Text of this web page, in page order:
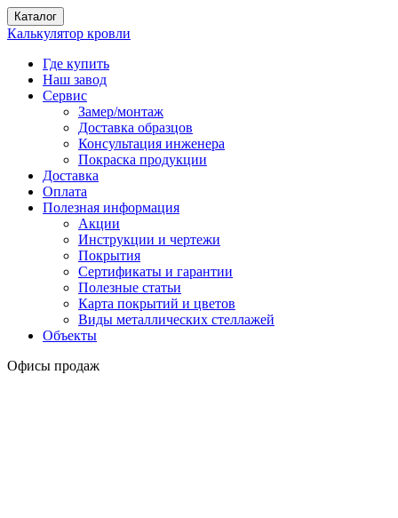
Каталог
Калькулятор кровли
Где купить
Наш завод
Сервис
Замер/монтаж
Доставка образцов
Консультация инженера
Покраска продукции
Доставка
Оплата
Полезная информация
Акции
Инструкции и чертежи
Покрытия
Сертификаты и гарантии
Полезные статьи
Карта покрытий и цветов
Виды металлических стеллажей
Объекты
Офисы продаж